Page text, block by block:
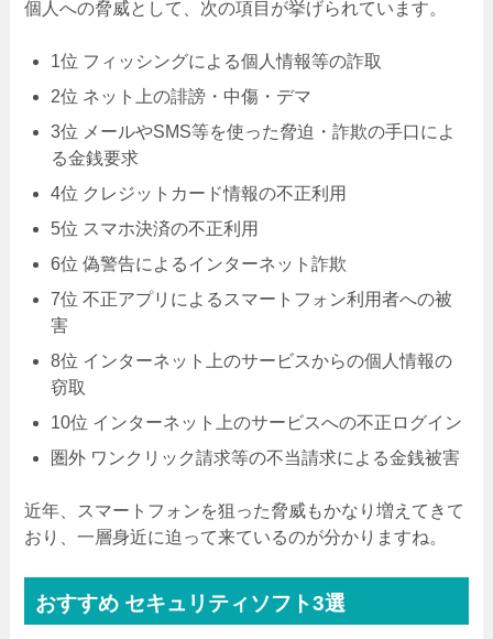
個人への脅威として、次の項目が挙げられています。
1位 フィッシングによる個人情報等の詐取
2位 ネット上の誹謗・中傷・デマ
3位 メールやSMS等を使った脅迫・詐欺の手口によ
る金銭要求
4位 クレジットカード情報の不正利用
5位 スマホ決済の不正利用
6位 偽警告によるインターネット詐欺
7位 不正アプリによるスマートフォン利用者への被
害
8位 インターネット上のサービスからの個人情報の
窃取
10位 インターネット上のサービスへの不正ログイン
圏外 ワンクリック請求等の不当請求による金銭被害
近年、スマートフォンを狙った脅威もかなり増えてきて
おり、一層身近に迫って来ているのが分かりますね。
おすすめ セキュリティソフト3選